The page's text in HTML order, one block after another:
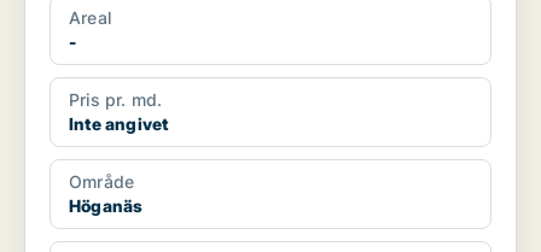
Areal
-
Pris pr. md.
Inte angivet
Område
Höganäs